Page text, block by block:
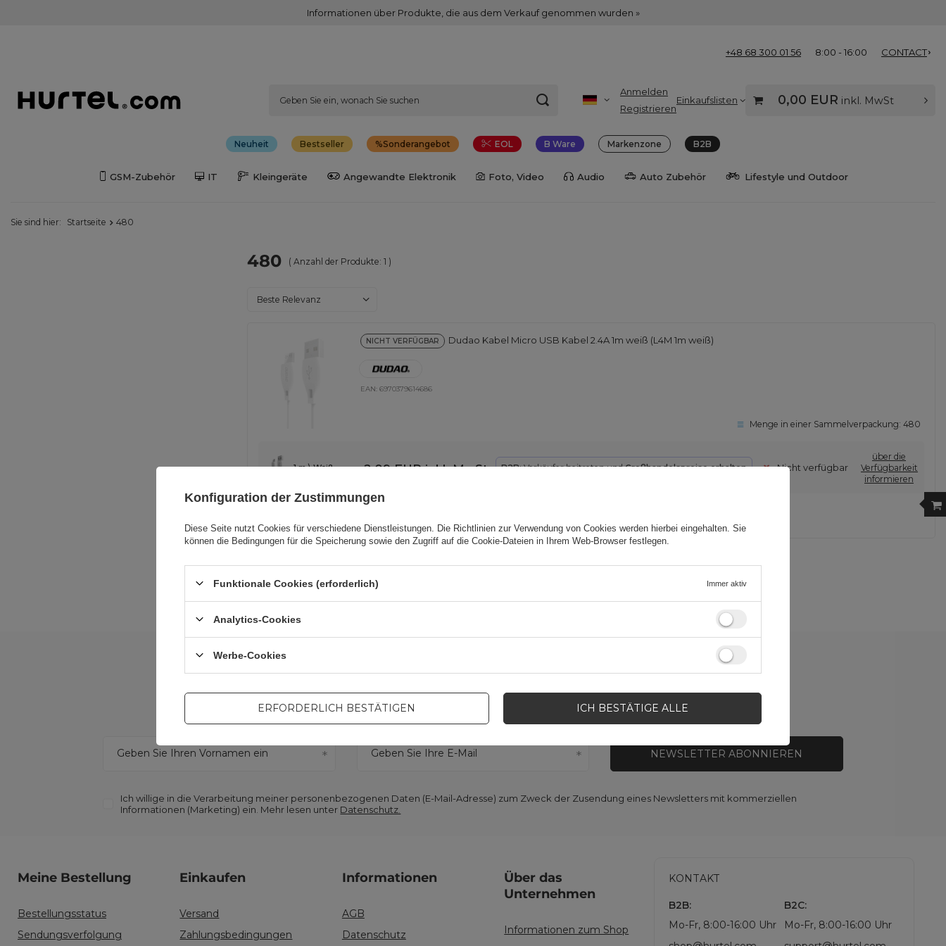
Informationen über Produkte, die aus dem Verkauf genommen wurden »
+48 68 300 01 56 8:00 - 16:00 CONTACT
Anmelden
Registrieren
Einkaufslisten 0,00 EUR inkl. MwSt
Neuheit Bestseller Sonderangebot EOL B Ware Markenzone B2B
GSM-Zubehör IT Kleingeräte Angewandte Elektronik Foto, Video Audio Auto Zubehör Lifestyle und Outdoor
Sie sind hier: Startseite 480
480 ( Anzahl der Produkte: 1 )
Sortierung ändern
Beste Relevanz
NICHT VERFÜGBAR Dudao Kabel Micro USB Kabel 2.4A 1m weiß (L4M 1m weiß)
EAN: 6970379614686
Menge in einer Sammelverpackung: 480
1 m \ Weiß 2,09 EURinkl. MwSt B2B: Verkäufer beitreten undGroßhandelspreise erhalten Nicht verfügbar
über die
Verfügbarkeit
informieren
AUSWAHL ZUM WARENKORB HINZUFÜGEN
Newsletter
Bleiben Sie auf dem Laufenden über neueLieferungen,WerbeaktionenundSonderangebote
Um B2B-Newsletter zu erhalten, muss das mit der angegebenen E-Mail verknüpfte Konto denGroßhandelsstatus haben
Geben Sie Ihren Vornamen ein Geben Sie Ihre E-Mail
Ich willige in die Verarbeitung meiner personenbezogenen Daten (E-Mail-Adresse) zum Zweck der Zusendung eines Newsletters mit kommerziellen
Informationen (Marketing) ein. Mehr lesen unter Datenschutz.
NEWSLETTER ABONNIEREN
Meine Bestellung
Bestellungsstatus
Sendungsverfolgung
Einkaufen
Versand
Zahlungsbedingungen
Informationen
AGB
Datenschutz
Über das
Unternehmen
Informationen zum Shop
KONTAKT
B2B:
Mo-Fr, 8:00-16:00 Uhr
B2C:
Mo-Fr, 8:00-16:00 Uhr
Konfiguration der Zustimmungen
Diese Seite nutzt Cookies für verschiedene Dienstleistungen. Die Richtlinien zur Verwendung von Cookies werden hierbei eingehalten. Sie
können die Bedingungen für die Speicherung sowie den Zugriff auf die Cookie-Dateien in Ihrem Web-Browser festlegen.
Funktionale Cookies (erforderlich) Immer aktiv
Analytics-Cookies
Werbe-Cookies
ERFORDERLICH BESTÄTIGEN ICH BESTÄTIGE ALLE